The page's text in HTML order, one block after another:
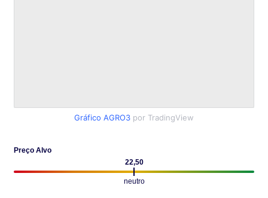
Gráfico AGRO3 por TradingView
Preço Alvo
22,50
neutro